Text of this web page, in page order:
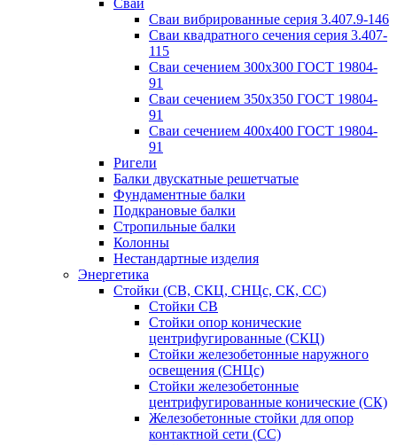
Сваи
Сваи вибрированные серия 3.407.9-146
Сваи квадратного сечения серия 3.407-
115
Сваи сечением 300х300 ГОСТ 19804-
91
Сваи сечением 350х350 ГОСТ 19804-
91
Сваи сечением 400х400 ГОСТ 19804-
91
Ригели
Балки двускатные решетчатые
Фундаментные балки
Подкрановые балки
Стропильные балки
Колонны
Нестандартные изделия
Энергетика
Стойки (СВ, СКЦ, СНЦс, СК, СС)
Стойки СВ
Стойки опор конические
центрифугированные (СКЦ)
Стойки железобетонные наружного
освещения (СНЦс)
Стойки железобетонные
центрифугированные конические (СК)
Железобетонные стойки для опор
контактной сети (СС)